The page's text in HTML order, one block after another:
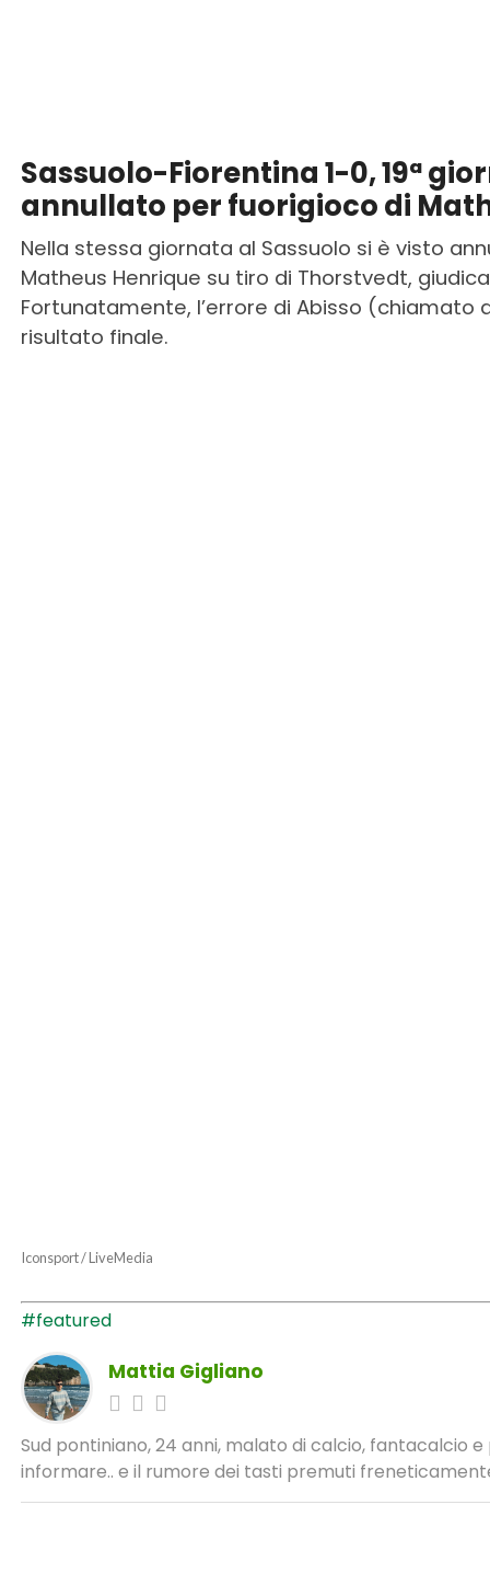
Sassuolo-Fiorentina 1-0, 19ª
annullato per fuorigioco di
Nella stessa giornata al Sassuolo si è visto
Matheus Henrique su tiro di Thorstvedt,
Fortunatamente, l’errore di Abisso (chiamato
risultato finale.
Iconsport / LiveMedia
#featured
Mattia Gigliano
Sud pontiniano, 24 anni, malato di calcio, fantacalcio
informare.. e il rumore dei tasti premuti